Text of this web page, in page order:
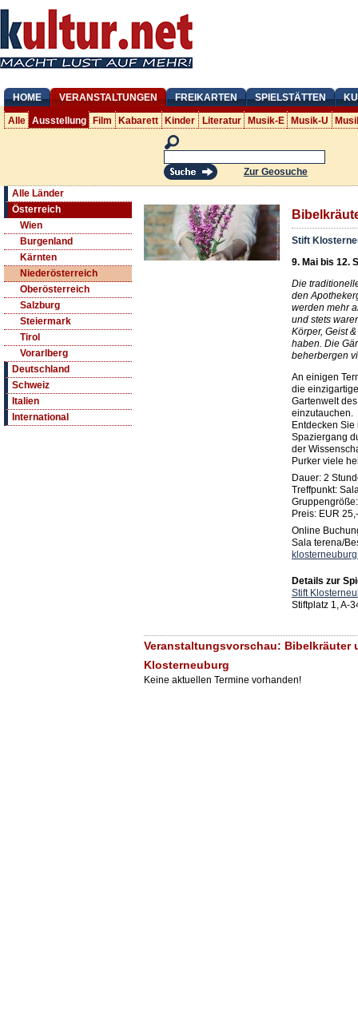
HOME VERANSTALTUNGEN FREIKARTEN SPIELSTÄTTEN
Alle Ausstellung Film Kabarett Kinder Literatur Musik-E Musik-U
Zur Geosuche
Alle Länder
Österreich
Wien
Burgenland
Kärnten
Niederösterreich
Oberösterreich
Salzburg
Steiermark
Tirol
Vorarlberg
Deutschland
Schweiz
Italien
International
Stift
9. Mai bis 12.
Die
den
werden mehr
und stets
Körper, Geist
haben. Die
beherbergen
An einigen
die
Gartenwelt
einzutauchen.
Entdecken
Spaziergang
der
Purker viele
Dauer: 2
Treffpunkt:
Preis: EUR
Online
Sala terena/
Details zur
Stift
Stiftplatz 1, A-
Veranstaltungsvorschau: Bibelkräuter
Klosterneuburg
Keine aktuellen Termine vorhanden!